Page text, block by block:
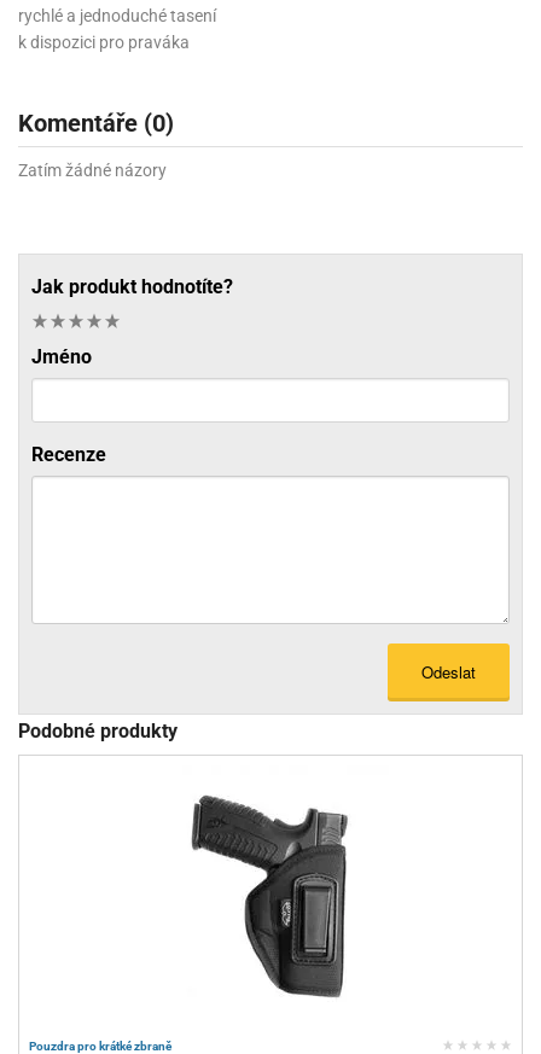
rychlé a jednoduché tasení
k dispozici pro praváka
Komentáře (0)
Zatím žádné názory
Jak produkt hodnotíte?
Jméno
Recenze
Odeslat
Podobné produkty
Pouzdra pro krátké zbraně